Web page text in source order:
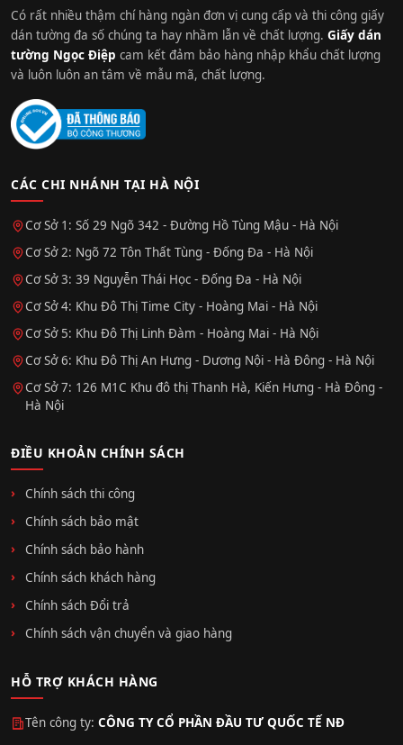
Có rất nhiều thậm chí hàng ngàn đơn vị cung cấp và thi công giấy
dán tường đa số chúng ta hay nhầm lẫn về chất lượng. Giấy dán
tường Ngọc Điệp cam kết đảm bảo hàng nhập khẩu chất lượng
và luôn luôn an tâm về mẫu mã, chất lượng.
CÁC CHI NHÁNH TẠI HÀ NỘI
Cơ Sở 1: Số 29 Ngõ 342 - Đường Hồ Tùng Mậu - Hà Nội
Cơ Sở 2: Ngõ 72 Tôn Thất Tùng - Đống Đa - Hà Nội
Cơ Sở 3: 39 Nguyễn Thái Học - Đống Đa - Hà Nội
Cơ Sở 4: Khu Đô Thị Time City - Hoàng Mai - Hà Nội
Cơ Sở 5: Khu Đô Thị Linh Đàm - Hoàng Mai - Hà Nội
Cơ Sở 6: Khu Đô Thị An Hưng - Dương Nội - Hà Đông - Hà Nội
Cơ Sở 7: 126 M1C Khu đô thị Thanh Hà, Kiến Hưng - Hà Đông -
Hà Nội
ĐIỀU KHOẢN CHÍNH SÁCH
Chính sách thi công
Chính sách bảo mật
Chính sách bảo hành
Chính sách khách hàng
Chính sách Đổi trả
Chính sách vận chuyển và giao hàng
HỖ TRỢ KHÁCH HÀNG
Tên công ty: CÔNG TY CỔ PHẦN ĐẦU TƯ QUỐC TẾ NĐ